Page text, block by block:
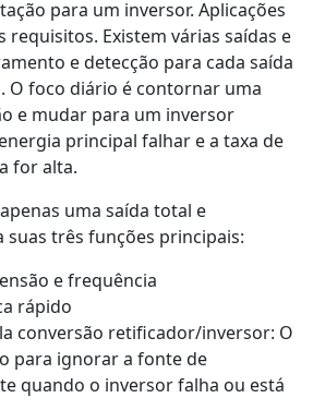
para um inversor. Aplicações
requisitos. Existem várias saídas e
e detecção para cada saída
O foco diário é contornar uma
e mudar para um inversor
principal falhar e a taxa de
for alta.
uma saída total e
três funções principais:
e frequência
rápido
conversão retificador/inversor: O
para ignorar a fonte de
quando o inversor falha ou está